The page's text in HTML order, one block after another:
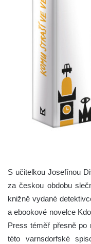
S učitelkou Josefínou
za českou obdobu
knižně vydané
a ebookové novelce
Press téměř přesně po
této varnsdorfské